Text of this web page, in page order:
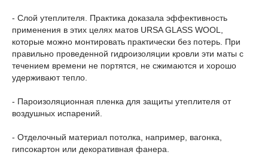
- Слой утеплителя. Практика доказала эффективность
применения в этих целях матов URSA GLASS WOOL,
которые можно монтировать практически без потерь. При
правильно проведенной гидроизоляции кровли эти маты с
течением времени не портятся, не сжимаются и хорошо
удерживают тепло.
- Пароизоляционная пленка для защиты утеплителя от
воздушных испарений.
- Отделочный материал потолка, например, вагонка,
гипсокартон или декоративная фанера.